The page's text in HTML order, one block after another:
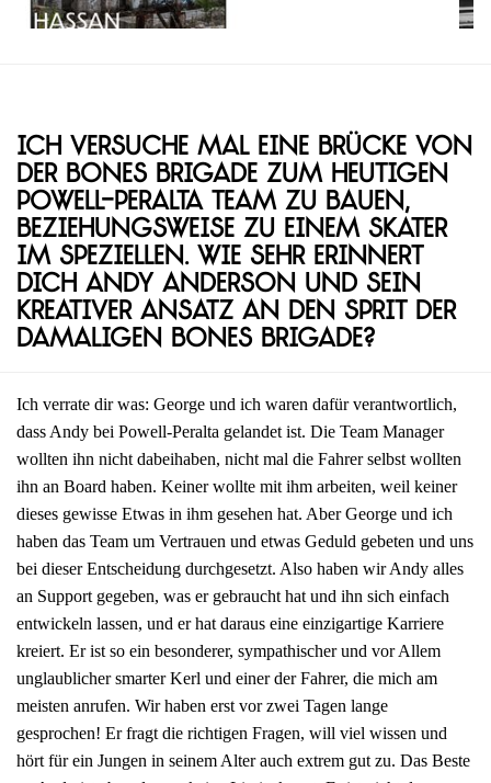
Ich versuche mal eine Brücke von
der Bones Brigade zum heutigen
Powell-Peralta Team zu bauen,
beziehungsweise zu einem Skater
im Speziellen. Wie sehr erinnert
dich Andy Anderson und sein
kreativer Ansatz an den Sprit der
damaligen Bones Brigade?
Ich verrate dir was: George und ich waren dafür verantwortlich,
dass Andy bei Powell-Peralta gelandet ist. Die Team Manager
wollten ihn nicht dabeihaben, nicht mal die Fahrer selbst wollten
ihn an Board haben. Keiner wollte mit ihm arbeiten, weil keiner
dieses gewisse Etwas in ihm gesehen hat. Aber George und ich
haben das Team um Vertrauen und etwas Geduld gebeten und uns
bei dieser Entscheidung durchgesetzt. Also haben wir Andy alles
an Support gegeben, was er gebraucht hat und ihn sich einfach
entwickeln lassen, und er hat daraus eine einzigartige Karriere
kreiert. Er ist so ein besonderer, sympathischer und vor Allem
unglaublicher smarter Kerl und einer der Fahrer, die mich am
meisten anrufen. Wir haben erst vor zwei Tagen lange
gesprochen! Er fragt die richtigen Fragen, will viel wissen und
hört für ein Jungen in seinem Alter auch extrem gut zu. Das Beste